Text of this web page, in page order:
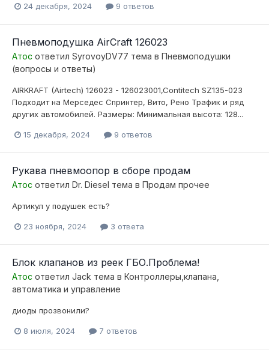
24 декабря, 2024 9 ответов
Пневмоподушка AirCraft 126023
Атос ответил SyrovoyDV77 тема в Пневмоподушки
(вопросы и ответы)
AIRKRAFT (Airtech) 126023 - 126023001,Contitech SZ135-023
Подходит на Мерседес Спринтер, Вито, Рено Трафик и ряд
других автомобилей. Размеры: Минимальная высота: 128...
15 декабря, 2024 9 ответов
Рукава пневмоопор в сборе продам
Атос ответил Dr. Diesel тема в Продам прочее
Артикул у подушек есть?
23 ноября, 2024 3 ответа
Блок клапанов из реек ГБО.Проблема!
Атос ответил Jack тема в Контроллеры,клапана,
автоматика и управление
диоды прозвонили?
8 июля, 2024 7 ответов